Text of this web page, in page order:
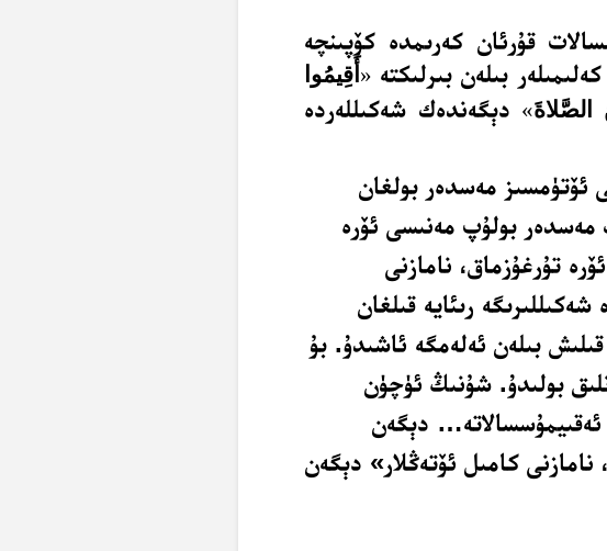
قۇرئان كەرىمدە كۆپىنچە
بىلەن بىرلىكتە « أَقِيمُوا
الصَّلاةَ» دېگەندەك شەكىللەردە
ئۆتۈمسىز مەسدەر بولغان
مەسدەر بولۇپ مەنىسى ئۆرە
تۇرغۇزماق، نامازنى
شەكىللىرىگە رىئايە قىلغان
قىلىش بىلەن ئەلەمگە ئاشىدۇ. بۇ
بولىدۇ. شۇنىڭ ئۈچۈن
ئەقىيمۇسسالاتە… دېگەن
نامازنى كامىل ئۆتەڭلار» دېگەن